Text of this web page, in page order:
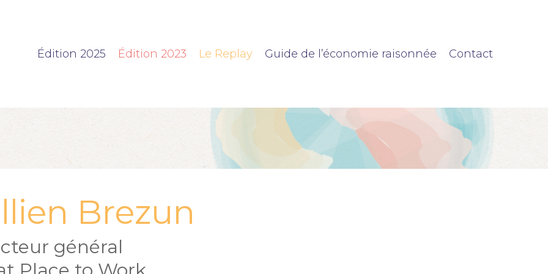
Édition 2025 Édition 2023 Le Replay Guide de l’économie raisonnée Contact
Brezun
général